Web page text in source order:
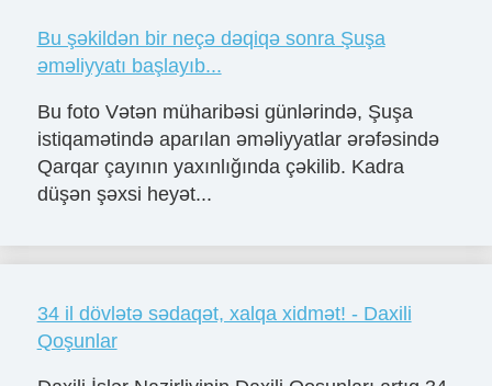
Bu şəkildən bir neçə dəqiqə sonra Şuşa
əməliyyatı başlayıb...
Bu foto Vətən müharibəsi günlərində, Şuşa
istiqamətində aparılan əməliyyatlar ərəfəsində
Qarqar çayının yaxınlığında çəkilib. Kadra
düşən şəxsi heyət...
34 il dövlətə sədaqət, xalqa xidmət! - Daxili
Qoşunlar